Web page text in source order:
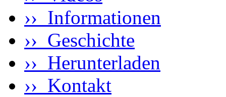
›› Informationen
›› Geschichte
›› Herunterladen
›› Kontakt